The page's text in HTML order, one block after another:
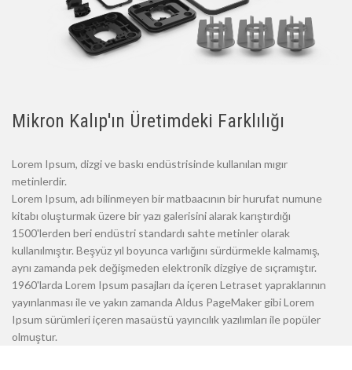
Mikron Kalıp'ın Üretimdeki Farklılığı
Lorem Ipsum, dizgi ve baskı endüstrisinde kullanılan mıgır
metinlerdir.
Lorem Ipsum, adı bilinmeyen bir matbaacının bir hurufat numune
kitabı oluşturmak üzere bir yazı galerisini alarak karıştırdığı
1500'lerden beri endüstri standardı sahte metinler olarak
kullanılmıştır. Beşyüz yıl boyunca varlığını sürdürmekle kalmamış,
aynı zamanda pek değişmeden elektronik dizgiye de sıçramıştır.
1960'larda Lorem Ipsum pasajları da içeren Letraset yapraklarının
yayınlanması ile ve yakın zamanda Aldus PageMaker gibi Lorem
Ipsum sürümleri içeren masaüstü yayıncılık yazılımları ile popüler
olmuştur.